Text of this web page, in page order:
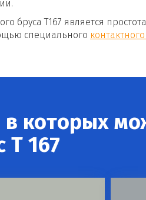
бруса T167 является
специального
которых
T 167